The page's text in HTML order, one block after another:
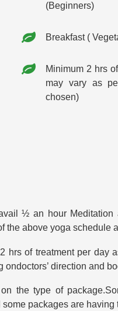
(Beginners)
Breakfast (
Minimum 2 hrs
may vary as
chosen)
½ an hour
the above yoga schedule
hrs of treatment per day
ondoctors’ direction and
on the type of
some packages are having